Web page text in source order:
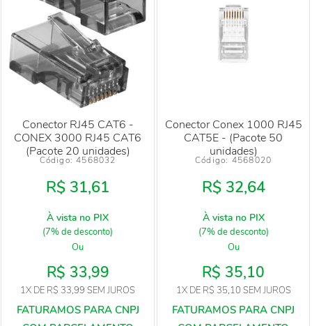
Conector RJ45 CAT6 -
CONEX 3000 RJ45 CAT6
(Pacote 20 unidades)
Código: 4568032
R$ 31,61
À vista no PIX
(7% de desconto)
Ou
R$ 33,99
1X DE R$ 33,99 SEM JUROS
Conector Conex 1000 RJ45
CAT5E - (Pacote 50
unidades)
Código: 4568020
R$ 32,64
À vista no PIX
(7% de desconto)
Ou
R$ 35,10
1XDE R$ 35,10 SEM JUROS